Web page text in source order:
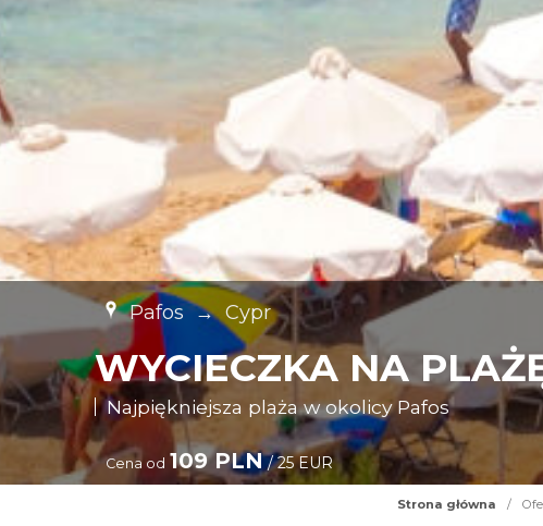
Pafos → Cypr
WYCIECZKA NA
Najpiękniejsza plaża w okolicy Pafos
Cena od 109 PLN/ 25 EUR
Strona główna /